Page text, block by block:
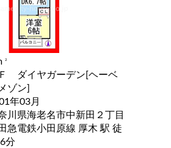
2
ダイヤガーデン[ヘーベ
ゾン]
年03月
川県海老名市中新田２丁目
急電鉄小田原線 厚木 駅 徒
歩 6分